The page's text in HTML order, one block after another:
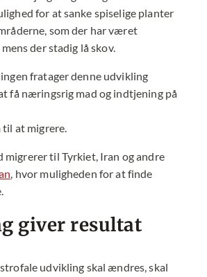
for at sanke spiselige planter
som der har været
der stadig lå skov.
fratager denne udvikling
få næringsrig mad og indtjening på
at migrere.
til Tyrkiet, Iran og andre
, hvor muligheden for at finde
giver resultat
udvikling skal ændres, skal